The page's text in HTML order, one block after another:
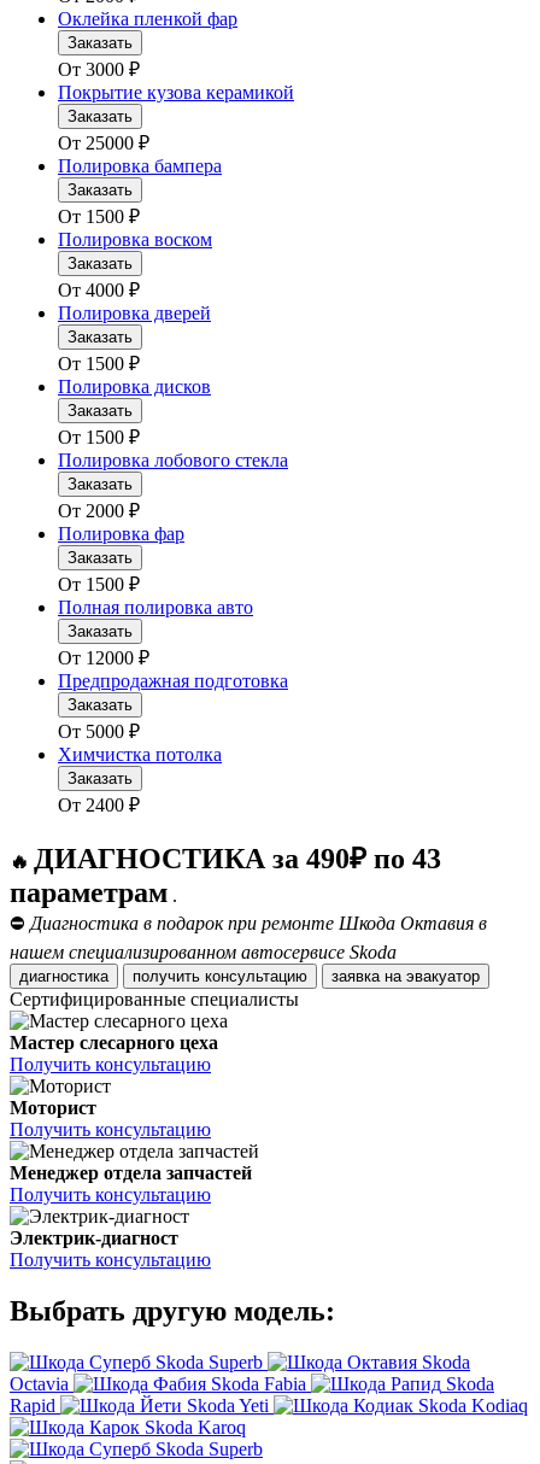
Оклейка пленкой фар
Заказать
От 3000 ₽
Покрытие кузова керамикой
Заказать
От 25000 ₽
Полировка бампера
Заказать
От 1500 ₽
Полировка воском
Заказать
От 4000 ₽
Полировка дверей
Заказать
От 1500 ₽
Полировка дисков
Заказать
От 1500 ₽
Полировка лобового стекла
Заказать
От 2000 ₽
Полировка фар
Заказать
От 1500 ₽
Полная полировка авто
Заказать
От 12000 ₽
Предпродажная подготовка
Заказать
От 5000 ₽
Химчистка потолка
Заказать
От 2400 ₽
🔥 ДИАГНОСТИКА за 490₽ по 43
параметрам .
⛔ Диагностика в подарок при ремонте Шкода Октавия в
нашем специализированном автосервисе Skoda
диагностика получить консультацию заявка на эвакуатор
Сертифицированные специалисты
Мастер слесарного цеха
Получить консультацию
Моторист
Получить консультацию
Менеджер отдела запчастей
Получить консультацию
Электрик-диагност
Получить консультацию
Выбрать другую модель:
Skoda Superb
Skoda
Octavia
Skoda Fabia
Skoda
Rapid
Skoda Yeti
Skoda Kodiaq
Skoda Karoq
Skoda Superb